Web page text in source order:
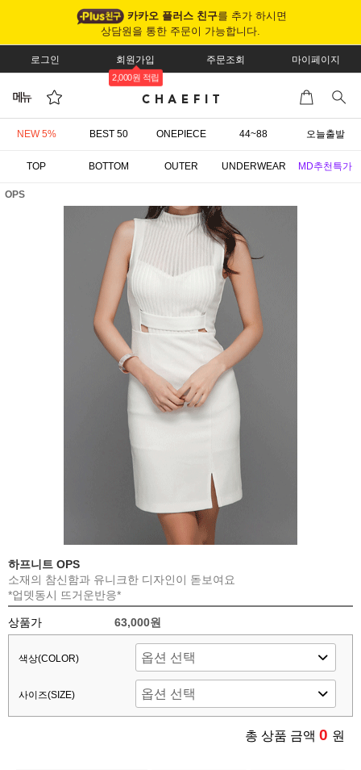
카카오 플러스 친구를 추가 하시면
상담원을 통한 주문이 가능합니다.
로그인 회원가입
2,000원 적립
주문조회 마이페이지
NEW 5% BEST 50 ONEPIECE 44~88 오늘출발
TOP BOTTOM OUTER UNDERWEAR MD추천특가
OPS
하프니트 OPS
소재의 참신함과 유니크한 디자인이 돋보여요
*업뎃동시 뜨거운반응*
상품가 63,000원
색상(COLOR)
사이즈(SIZE)
총 상품 금액 0 원